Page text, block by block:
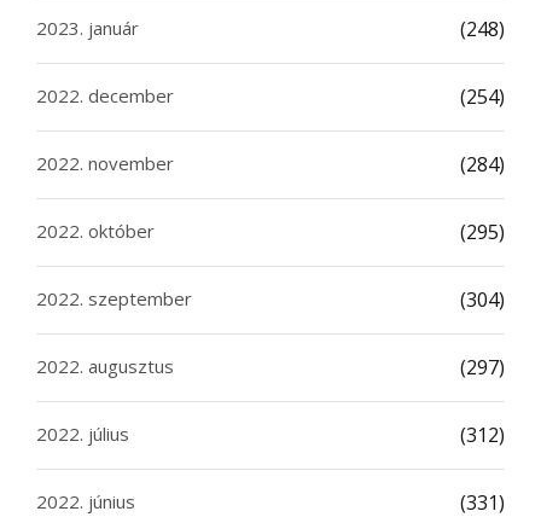
2023. január (248)
2022. december (254)
2022. november (284)
2022. október (295)
2022. szeptember (304)
2022. augusztus (297)
2022. július (312)
2022. június (331)